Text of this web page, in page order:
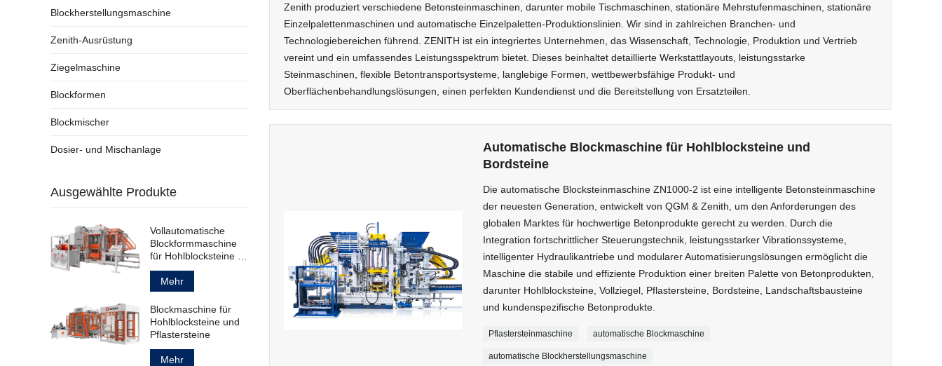
Zenith produziert verschiedene Betonsteinmaschinen, darunter mobile Tischmaschinen, stationäre Mehrstufenmaschinen, stationäre
Einzelpalettenmaschinen und automatische Einzelpaletten-Produktionslinien. Wir sind in zahlreichen Branchen- und
Technologiebereichen führend. ZENITH ist ein integriertes Unternehmen, das Wissenschaft, Technologie, Produktion und Vertrieb
vereint und ein umfassendes Leistungsspektrum bietet. Dieses beinhaltet detaillierte Werkstattlayouts, leistungsstarke
Steinmaschinen, flexible Betontransportsysteme, langlebige Formen, wettbewerbsfähige Produkt- und
Oberflächenbehandlungslösungen, einen perfekten Kundendienst und die Bereitstellung von Ersatzteilen.
Automatische Blockmaschine für Hohlblocksteine ​​und
Bordsteine
Die automatische Blocksteinmaschine ZN1000-2 ist eine intelligente Betonsteinmaschine
der neuesten Generation, entwickelt von QGM & Zenith, um den Anforderungen des
globalen Marktes für hochwertige Betonprodukte gerecht zu werden. Durch die
Integration fortschrittlicher Steuerungstechnik, leistungsstarker Vibrationssysteme,
intelligenter Hydraulikantriebe und modularer Automatisierungslösungen ermöglicht die
Maschine die stabile und effiziente Produktion einer breiten Palette von Betonprodukten,
darunter Hohlblocksteine, Vollziegel, Pflastersteine, Bordsteine, Landschaftsbausteine ​​
und kundenspezifische Betonprodukte.
Pflastersteinmaschine automatische Blockmaschine
automatische Blockherstellungsmaschine
Blockherstellungsmaschine
Zenith-Ausrüstung
Ziegelmaschine
Blockformen
Blockmischer
Dosier- und Mischanlage
Ausgewählte Produkte
Vollautomatische
Blockformmaschine
für Hohlblocksteine ​​
nach
Standardstandard
Mehr
Blockmaschine für
Hohlblocksteine ​​und
Pflastersteine
Mehr